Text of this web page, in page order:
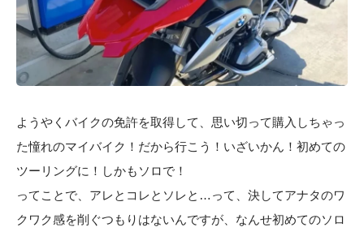
ようやくバイクの免許を取得して、思い切って購入しちゃっ
た憧れのマイバイク！だから行こう！いざいかん！初めての
ツーリングに！しかもソロで！
ってことで、アレとコレとソレと…って、決してアナタのワ
クワク感を削ぐつもりはないんですが、なんせ初めてのソロ